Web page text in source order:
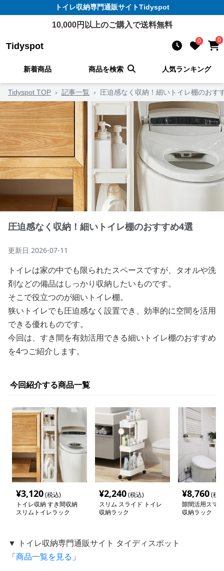
トイレ収納専門通販サイトTidyspot
10,000円以上のご購入で送料無料
Tidyspot 0 0
新着商品 商品を検索 人気ランキング
Tidyspot TOP › 記事一覧 › 圧迫感なく収納！細いトイレ棚のおす
圧迫感なく収納！細いトイレ棚のおすすめ4選
更新日 2026-07-11
トイレは家の中でも限られたスペースですが、タオルや洗
剤などの備品はしっかり収納したいものです。
そこで役立つのが細いトイレ棚。
狭いトイレでも圧迫感なく設置でき、効率的に空間を活用
できる優れものです。
今回は、すき間を有効活用できる細いトイレ棚のおすすめ
を4つご紹介します。
今回紹介する商品一覧
¥3,120(税込)
トイレ収納 すき間収納
スリムトイレラック
¥2,240(税込)
スリム スライド トイレ
収納ラック
¥8,760(税
隙間活用スマ
収納ラック
▼ トイレ収納専門通販サイト タイディスポット
「商品一覧を見る 」